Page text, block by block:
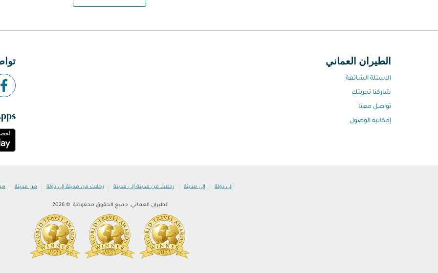
الطيران العماني
الاسئلة الشائعة
شاركنا تجربتك
تواصل معنا
إمكانية الوصول
إلى دولة | إلى مدينة | رحلات من مدينة إلى مدينة | رحلات من مدينة إلى دولة | من مدينة |
الطيران العماني. جميع الحقوق محفوظة. © 2026